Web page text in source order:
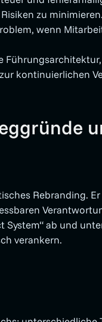
zu minimieren.
wenn
kontinuierlichen
Rebranding.
System“ ab und
verankern.